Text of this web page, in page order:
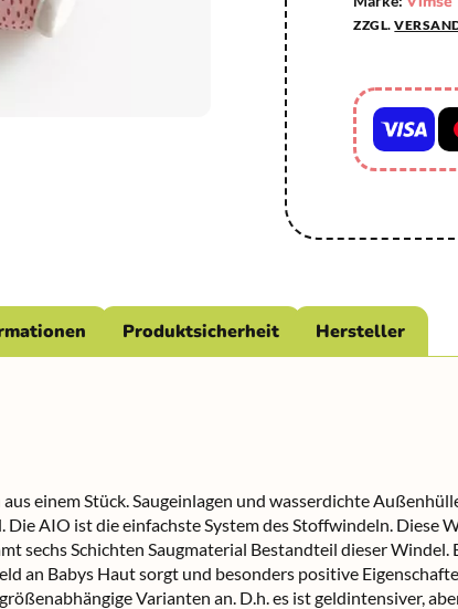
ZZGL.
Produktsicherheit Hersteller
einem Stück. Saugeinlagen und wasserdichte
Die AIO ist die einfachste System des Stoffwindeln.
sechs Schichten Saugmaterial Bestandteil dieser Windel.
an Babys Haut sorgt und besonders positive
Varianten an. D.h. es ist geldintensiver,